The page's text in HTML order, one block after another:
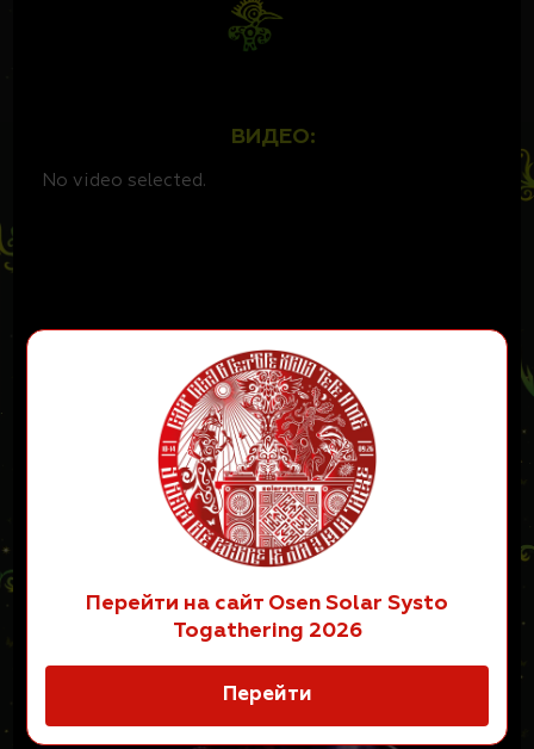
ВИДЕО:
No video selected.
ТАКЖЕ НА ЭТОЙ СЦЕНЕ:
Перейти на сайт Osen Solar Systo
Togathering 2026
Перейти